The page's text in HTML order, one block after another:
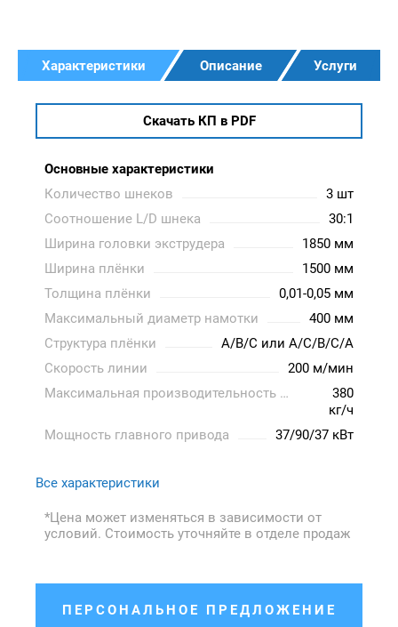
Характеристики Описание Услуги
Скачать КП в PDF
Основные характеристики
Количество шнеков
3 шт
Соотношение L/D шнека
30:1
Ширина головки экструдера
1850 мм
Ширина плёнки
1500 мм
Толщина плёнки
0,01-0,05 мм
Максимальный диаметр намотки
400 мм
Структура плёнки
A/B/C или A/C/B/C/A
Скорость линии
200 м/мин
Максимальная производительность экструзии
380
кг/ч
Мощность главного привода
37/90/37 кВт
Все характеристики
*Цена может изменяться в зависимости от
условий. Стоимость уточняйте в отделе продаж
ПЕРСОНАЛЬНОЕ ПРЕДЛОЖЕНИЕ